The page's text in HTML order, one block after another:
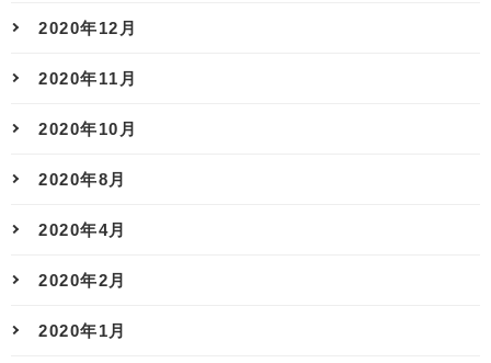
2020年12月
2020年11月
2020年10月
2020年8月
2020年4月
2020年2月
2020年1月